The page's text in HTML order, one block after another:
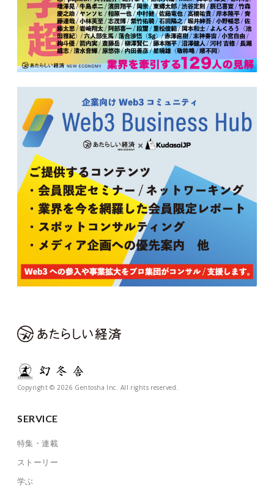
Copyright © 2026 Gentosha Inc. All rights reserved.
SERVICE
特集・連載
ストーリー
学ぶ